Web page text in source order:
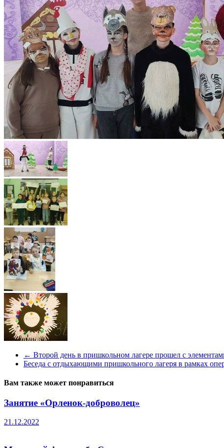
← Второй день в пришкольном лагере прошел с
Беседа с отдыхающими пришкольного лагеря в рамках
Вам также может понравиться
Занятие «Орленок-доброволец»
21.12.2022